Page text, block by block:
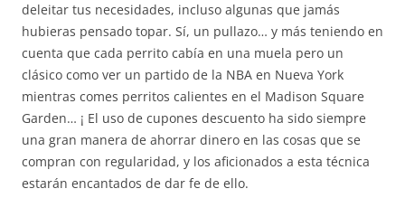
deleitar tus necesidades, incluso algunas que jamás
hubieras pensado topar. Sí, un pullazo… y más teniendo en
cuenta que cada perrito cabía en una muela pero un
clásico como ver un partido de la NBA en Nueva York
mientras comes perritos calientes en el Madison Square
Garden… ¡ El uso de cupones descuento ha sido siempre
una gran manera de ahorrar dinero en las cosas que se
compran con regularidad, y los aficionados a esta técnica
estarán encantados de dar fe de ello.